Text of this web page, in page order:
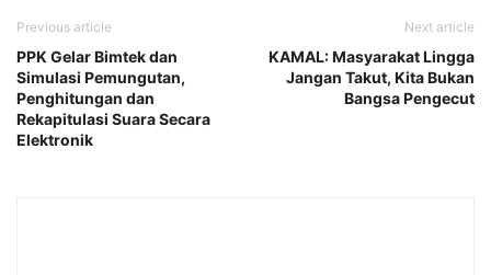
Previous article
PPK Gelar Bimtek dan
Simulasi Pemungutan,
Penghitungan dan
Rekapitulasi Suara Secara
Elektronik
Next article
KAMAL: Masyarakat Lingga
Jangan Takut, Kita Bukan
Bangsa Pengecut